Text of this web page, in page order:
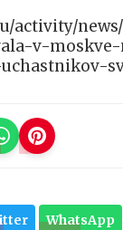
activity/
v-
WhatsApp